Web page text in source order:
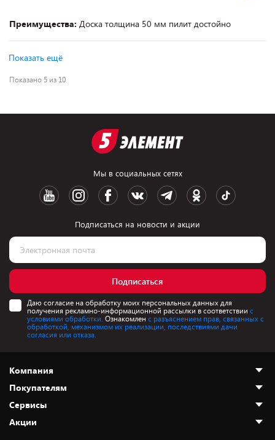
Преимущества: Доска толщина 50 мм пилит достойно
Показать ещё
Показано 5 из 10
Мы в социальных сетях
Подписаться на новости и акции
Подписаться
Даю согласие на обработку моих персональных данных для
получения рекламно-информационной рассылки в соответствии с
условиями обработки. Ознакомлен с разъяснением прав, связанных с
обработкой, механизмом их реализации, последствиями дачи
согласия или отказа.
Компания
О нас
Адреса магазинов
Новости
Покупателям
Как сделать заказ
Оплата и доставка
Сервисы
Акции